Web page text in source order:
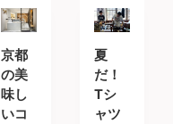
テを
京都
の美
味し
いコ
夏
だ！
Tシ
ャツ